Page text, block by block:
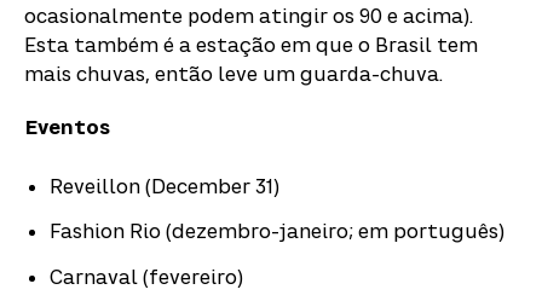
ocasionalmente podem atingir os 90 e acima).
Esta também é a estação em que o Brasil tem
mais chuvas, então leve um guarda-chuva.
Eventos
Reveillon (December 31)
Fashion Rio (dezembro-janeiro; em português)
Carnaval (fevereiro)